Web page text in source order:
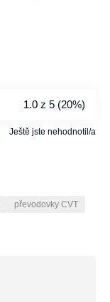
1.0 z 5 (20%)
Ještě jste nehodnotil/a
převodovky CVT